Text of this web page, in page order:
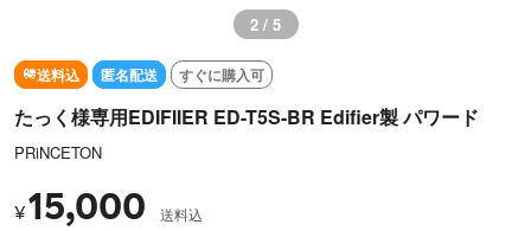
2 / 5
送料込 匿名配送 すぐに購入可
たっく様専用EDIFIIER ED-T5S-BR Edifier製 パワード
PRiNCETON
¥15,000 送料込